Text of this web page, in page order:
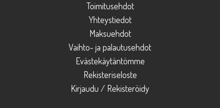
Toimitusehdot
Yhteystiedot
Maksuehdot
Vaihto- ja palautusehdot
Evästekäytäntömme
Rekisteriseloste
Kirjaudu / Rekisteröidy